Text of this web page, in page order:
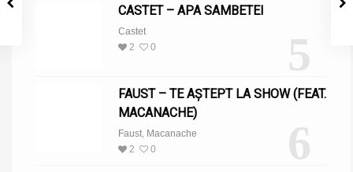
5
CASTET – APA SAMBETEI
Castet
2
0
6
FAUST – TE AȘTEPT LA SHOW (FEAT.
MACANACHE)
Faust, Macanache
2
0